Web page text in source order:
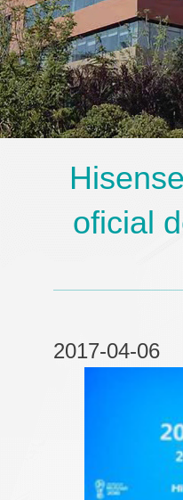
oficial
2017-04-06